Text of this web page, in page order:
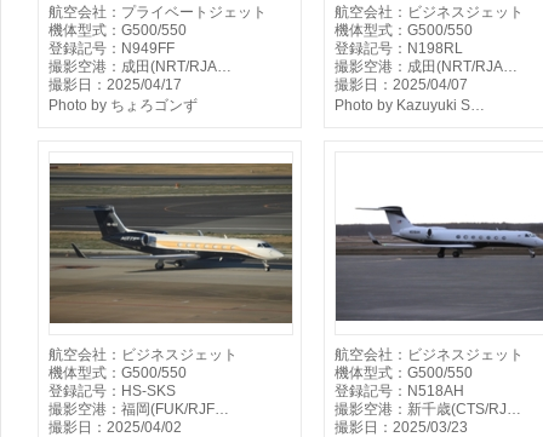
航空会社：プライベートジェット
機体型式：G500/550
登録記号：N949FF
撮影空港：成田(NRT/RJA…
撮影日：2025/04/17
Photo by ちょろゴンず
航空会社：ビジネスジェット
機体型式：G500/550
登録記号：N198RL
撮影空港：成田(NRT/RJA…
撮影日：2025/04/07
Photo by Kazuyuki S…
航空会社：ビジネスジェット
機体型式：G500/550
登録記号：HS-SKS
撮影空港：福岡(FUK/RJF…
撮影日：2025/04/02
航空会社：ビジネスジェット
機体型式：G500/550
登録記号：N518AH
撮影空港：新千歳(CTS/RJ…
撮影日：2025/03/23